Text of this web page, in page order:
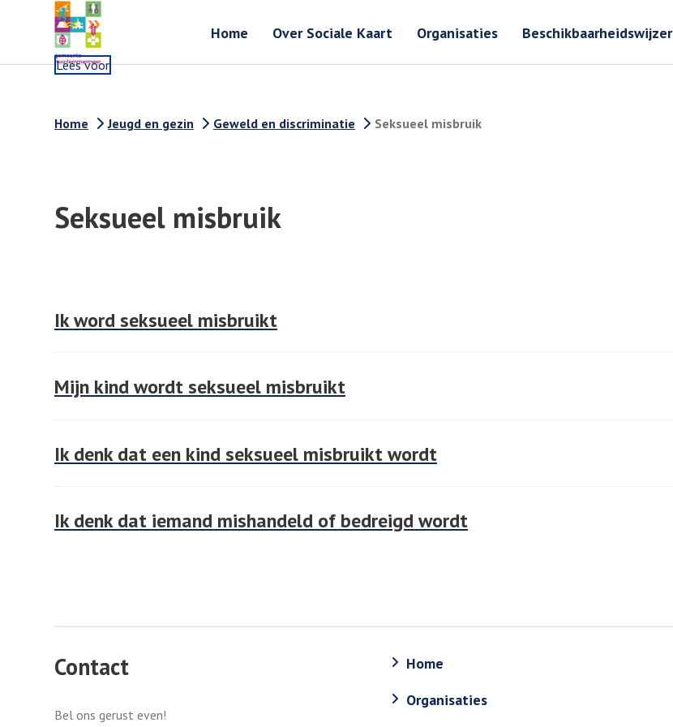
Home Over Sociale Kaart Organisaties Beschikbaarheidswijzer
Lees voor
Home Jeugd en gezin Geweld en discriminatie Seksueel misbruik
Seksueel misbruik
Ik word seksueel misbruikt
Mijn kind wordt seksueel misbruikt
Ik denk dat een kind seksueel misbruikt wordt
Ik denk dat iemand mishandeld of bedreigd wordt
Contact
Bel ons gerust even!
Home
Organisaties